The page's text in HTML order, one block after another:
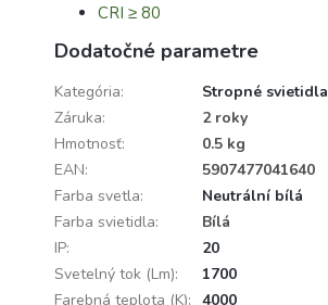
CRI ≥ 80
Dodatočné parametre
Kategória:
Stropné svietidla
Záruka:
2 roky
Hmotnosť:
0.5 kg
EAN:
5907477041640
Farba svetla:
Neutrální bílá
Farba svietidla:
Bílá
IP:
20
Svetelný tok (Lm):
1700
Farebná teplota (K): 4000